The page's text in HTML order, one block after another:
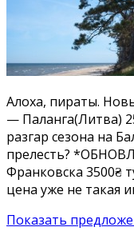
Алоха, пираты.
— Паланга(Литва)
разгар сезона на
прелесть?
Франковска 3500₴
цена уже не такая
Показать